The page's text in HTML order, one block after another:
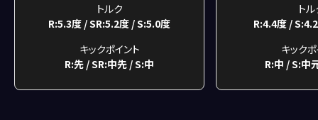
トルク
R:5.3度 / SR:5.2度 / S:5.0度
キックポイント
R:先 / SR:中先 / S:中
ト
R:4.4度 /
キック
R:中 / S:中